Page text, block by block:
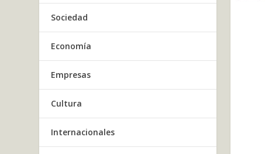
Sociedad
Economía
Empresas
Cultura
Internacionales